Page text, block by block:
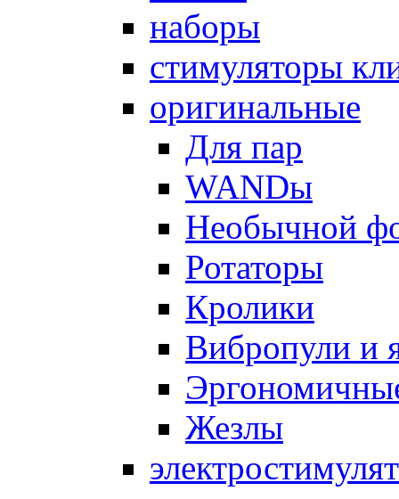
наборы
стимуляторы
оригинальные
Для пар
WANDы
Необычной
Ротаторы
Кролики
Вибропули и
Жезлы